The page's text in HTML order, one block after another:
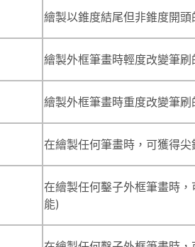
繪製以錐度結尾但非錐度開頭
繪製外框筆畫時輕度改變筆刷
繪製外框筆畫時重度改變筆刷
在繪製任何筆畫時，可獲得尖
在繪製任何鑿子外框筆畫時
能)